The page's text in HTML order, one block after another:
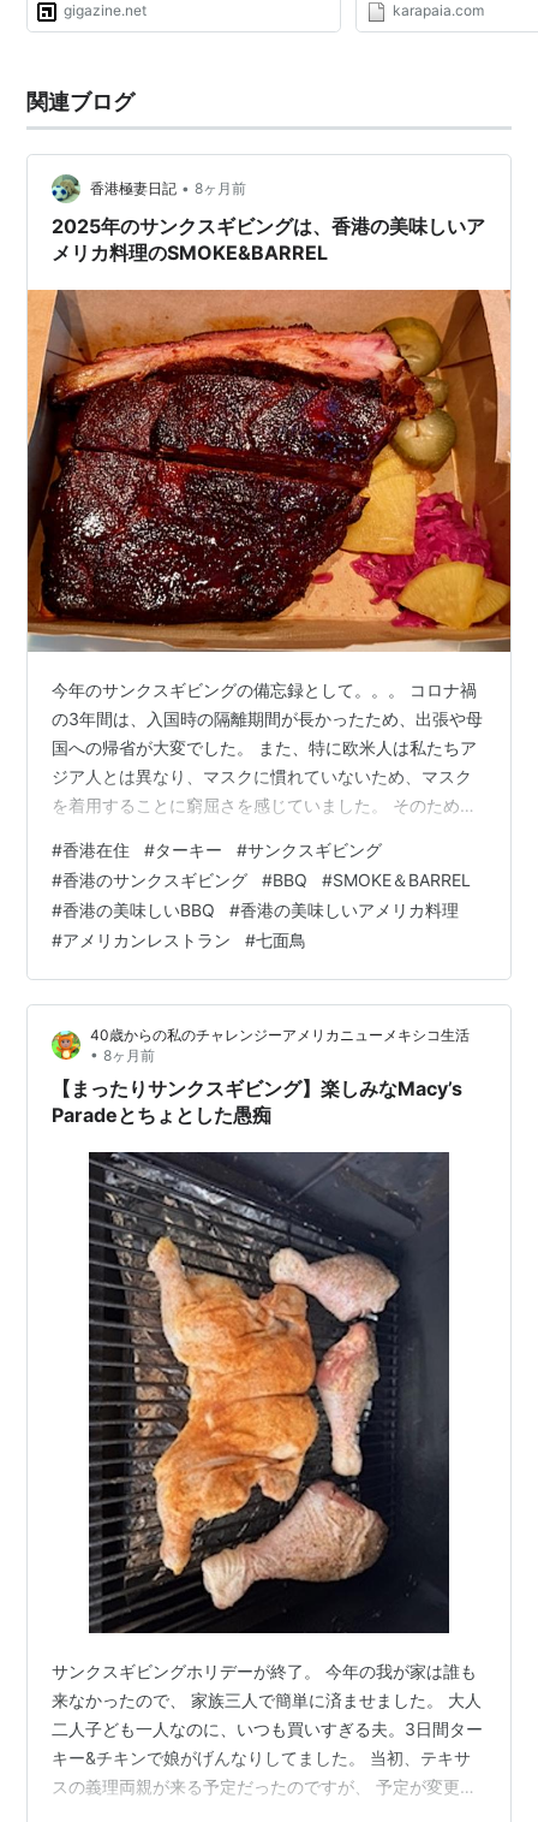
gigazine.net karapaia.com
関連ブログ
香港極妻日記 • 8ヶ月前
2025年のサンクスギビングは、香港の美味しいア
メリカ料理のSMOKE&BARREL
今年のサンクスギビングの備忘録として。。。 コロナ禍
の3年間は、入国時の隔離期間が長かったため、出張や母
国への帰省が大変でした。 また、特に欧米人は私たちア
ジア人とは異なり、マスクに慣れていないため、マスク
を着用することに窮屈さを感じていました。 そのため、
層の数はかなり多かったです。 しかし、今年に入ってか
らは特に欧米などから多くのエクスパットの富裕層が家
族を連れて香港に戻ってきており、特にザ・ピーク、ミ
ッドレベル、レパルスベイなどの大きめの住宅の賃貸が
不足していると不動産関係者から聞きました。 実際、最
近では中環の街や高級レストランなどでも…
#香港在住 #ターキー #サンクスギビング
#香港のサンクスギビング #BBQ #SMOKE＆BARREL
#香港の美味しいBBQ #香港の美味しいアメリカ料理
#アメリカンレストラン #七面鳥
40歳からの私のチャレンジーアメリカニューメキシコ生活
• 8ヶ月前
【まったりサンクスギビング】楽しみなMacy’s
Paradeとちょとした愚痴
サンクスギビングホリデーが終了。 今年の我が家は誰も
来なかったので、 家族三人で簡単に済ませました。 大人
二人子ども一人なのに、いつも買いすぎる夫。3日間ター
キー&チキンで娘がげんなりしてました。 当初、テキサ
スの義理両親が来る予定だったのですが、 予定が変更